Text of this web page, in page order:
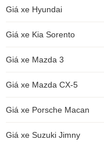
Giá xe Hyundai
Giá xe Kia Sorento
Giá xe Mazda 3
Giá xe Mazda CX-5
Giá xe Porsche Macan
Giá xe Suzuki Jimny